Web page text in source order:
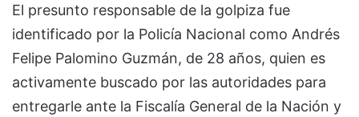
El presunto responsable de la golpiza fue
identificado por la Policía Nacional como Andrés
Felipe Palomino Guzmán, de 28 años, quien es
activamente buscado por las autoridades para
entregarle ante la Fiscalía General de la Nación y